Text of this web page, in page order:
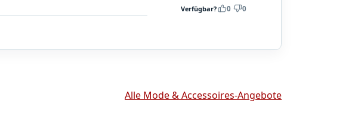
Verfügbar? 0 0
Alle Mode & Accessoires-Angebote